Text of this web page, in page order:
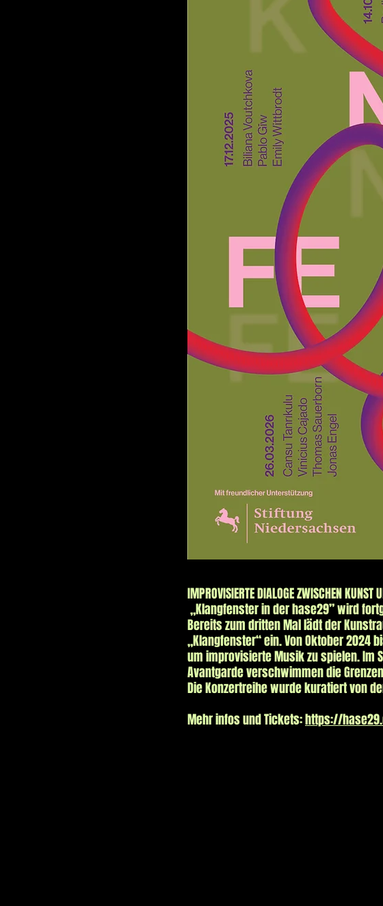
IMPROVISIERTE DIALOGE ZWISCHEN KUNST
„Klangfenster in der hase29” wird
Bereits zum dritten Mal lädt der
„Klangfenster“ ein. Von Oktober 2024
um improvisierte Musik zu spielen. Im
Avantgarde verschwimmen die
Die Konzertreihe wurde kuratiert von
Mehr infos und Tickets:https://